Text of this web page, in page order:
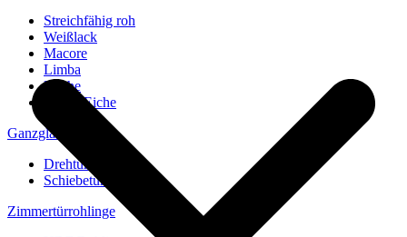
Streichfähig roh
Weißlack
Macore
Limba
Buche
europ. Eiche
Ganzglastüren
Drehtüren
Schiebetüren
Zimmertürrohlinge